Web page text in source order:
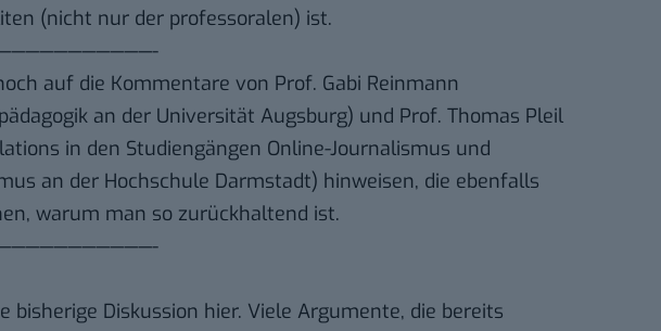
(nicht nur der professoralen) ist.
auf die Kommentare von Prof. Gabi Reinmann
an der Universität Augsburg) und Prof. Thomas Pleil
in den Studiengängen Online-Journalismus und
an der Hochschule Darmstadt) hinweisen, die ebenfalls
warum man so zurückhaltend ist.
bisherige Diskussion hier. Viele Argumente, die bereits